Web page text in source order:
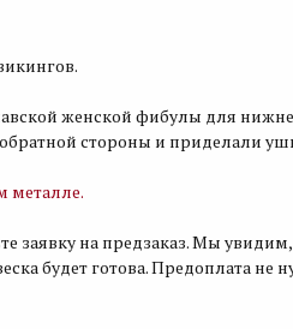
женской фибулы для
стороны и приделали
металле.
заявку на предзаказ. Мы
будет готова. Предоплата не